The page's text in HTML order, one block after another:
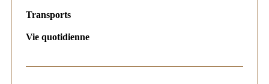
Transports
Vie quotidienne